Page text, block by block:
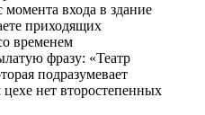
момента входа в здание
приходящих
временем
фразу: «Театр
подразумевает
нет второстепенных